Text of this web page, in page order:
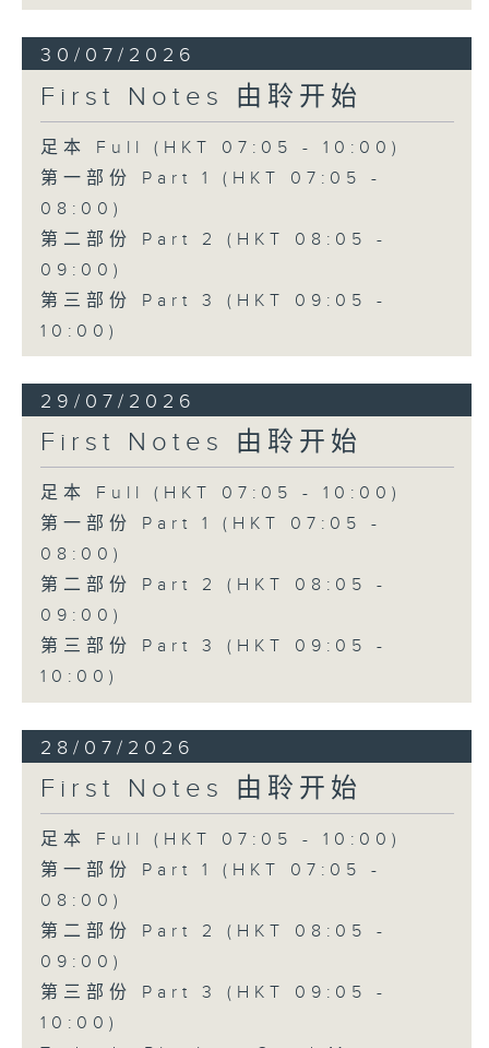
30/07/2026
First Notes 由聆开始
足本 Full (HKT 07:05 - 10:00)
第一部份 Part 1 (HKT 07:05 -
08:00)
第二部份 Part 2 (HKT 08:05 -
09:00)
第三部份 Part 3 (HKT 09:05 -
10:00)
29/07/2026
First Notes 由聆开始
足本 Full (HKT 07:05 - 10:00)
第一部份 Part 1 (HKT 07:05 -
08:00)
第二部份 Part 2 (HKT 08:05 -
09:00)
第三部份 Part 3 (HKT 09:05 -
10:00)
28/07/2026
First Notes 由聆开始
足本 Full (HKT 07:05 - 10:00)
第一部份 Part 1 (HKT 07:05 -
08:00)
第二部份 Part 2 (HKT 08:05 -
09:00)
第三部份 Part 3 (HKT 09:05 -
10:00)